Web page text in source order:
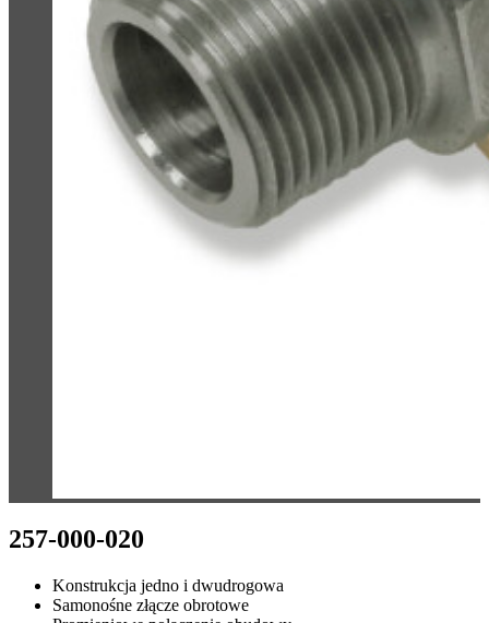
257-000-020
Konstrukcja jedno i dwudrogowa
Samonośne złącze obrotowe